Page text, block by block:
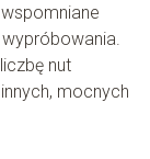
nut
mocnych